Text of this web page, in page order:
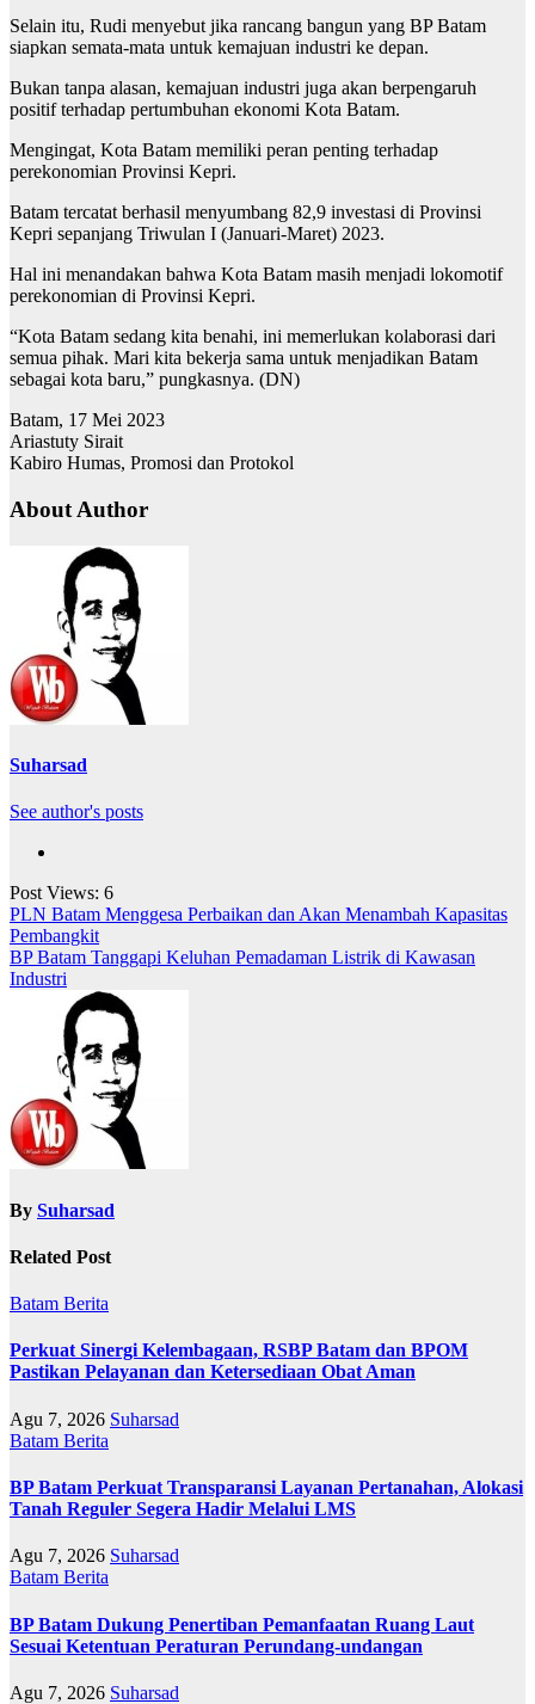
Selain itu, Rudi menyebut jika rancang bangun yang BP Batam
siapkan semata-mata untuk kemajuan industri ke depan.
Bukan tanpa alasan, kemajuan industri juga akan berpengaruh
positif terhadap pertumbuhan ekonomi Kota Batam.
Mengingat, Kota Batam memiliki peran penting terhadap
perekonomian Provinsi Kepri.
Batam tercatat berhasil menyumbang 82,9 investasi di Provinsi
Kepri sepanjang Triwulan I (Januari-Maret) 2023.
Hal ini menandakan bahwa Kota Batam masih menjadi lokomotif
perekonomian di Provinsi Kepri.
“Kota Batam sedang kita benahi, ini memerlukan kolaborasi dari
semua pihak. Mari kita bekerja sama untuk menjadikan Batam
sebagai kota baru,” pungkasnya. (DN)
Batam, 17 Mei 2023
Ariastuty Sirait
Kabiro Humas, Promosi dan Protokol
About Author
Suharsad
See author's posts
Post Views: 6
Navigasi
pos
PLN Batam Menggesa Perbaikan dan Akan Menambah Kapasitas
Pembangkit
BP Batam Tanggapi Keluhan Pemadaman Listrik di Kawasan
Industri
By Suharsad
Related Post
Batam Berita
Perkuat Sinergi Kelembagaan, RSBP Batam dan BPOM
Pastikan Pelayanan dan Ketersediaan Obat Aman
Agu 7, 2026 Suharsad
Batam Berita
BP Batam Perkuat Transparansi Layanan Pertanahan, Alokasi
Tanah Reguler Segera Hadir Melalui LMS
Agu 7, 2026 Suharsad
Batam Berita
BP Batam Dukung Penertiban Pemanfaatan Ruang Laut
Sesuai Ketentuan Peraturan Perundang-undangan
Agu 7, 2026 Suharsad